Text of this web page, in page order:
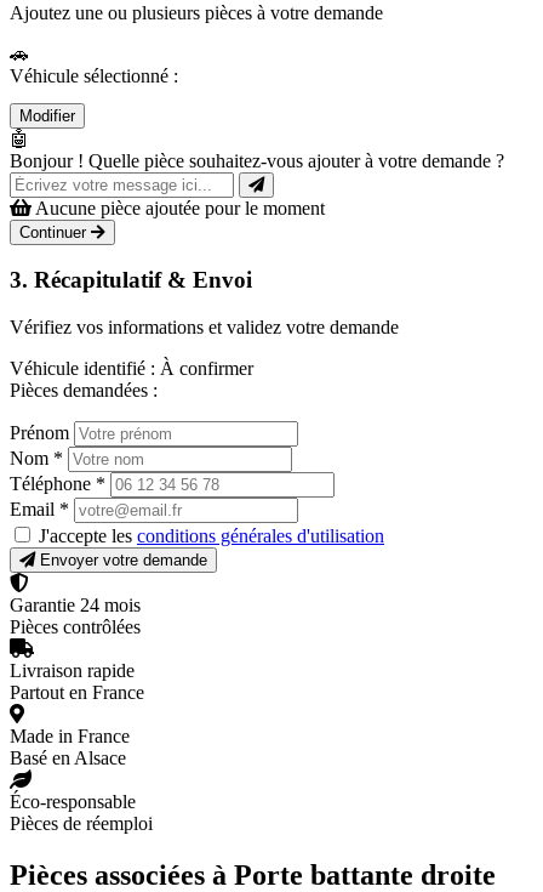
Ajoutez une ou plusieurs pièces à votre demande
🚗
Véhicule sélectionné :
Modifier
🤖
Bonjour ! Quelle pièce souhaitez-vous ajouter à votre demande ?
Aucune pièce ajoutée pour le moment
Continuer
3. Récapitulatif & Envoi
Vérifiez vos informations et validez votre demande
Véhicule identifié : À confirmer
Pièces demandées :
Prénom
Nom *
Téléphone *
Email *
J'accepte les conditions générales d'utilisation
Envoyer votre demande
Garantie 24 mois
Pièces contrôlées
Livraison rapide
Partout en France
Made in France
Basé en Alsace
Éco-responsable
Pièces de réemploi
Pièces associées à Porte battante droite